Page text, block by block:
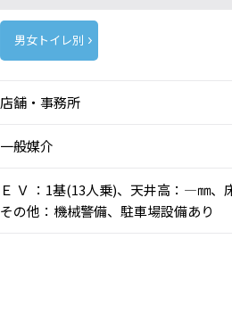
男女トイレ別
店舗・事務所
一般媒介
Ｅ Ｖ ：1基(13人乗)、天井高：―㎜
その他：機械警備、駐車場設備あり